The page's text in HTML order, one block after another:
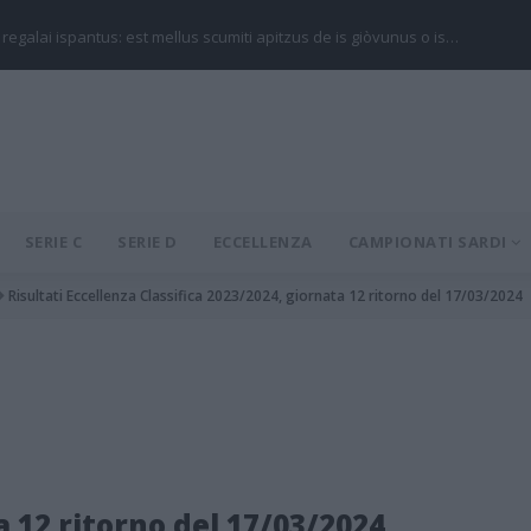
regalai ispantus: est mellus scumiti apitzus de is giòvunus o is…
SERIE C SERIE D ECCELLENZA CAMPIONATI SARDI
Risultati Eccellenza Classifica 2023/2024, giornata 12 ritorno del 17/03/2024